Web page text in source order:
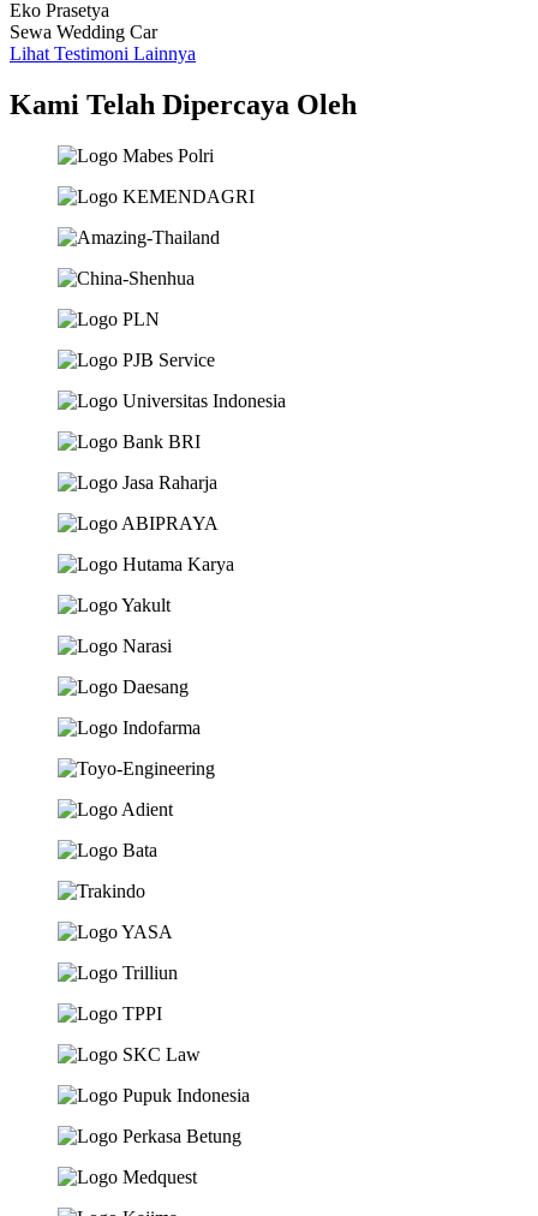
Eko Prasetya
Sewa Wedding Car
Lihat Testimoni Lainnya
Kami Telah Dipercaya Oleh